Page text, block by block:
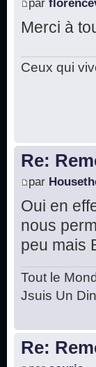
Merci à
Ceux qui
Re:
par
Oui en
nous
peu mais
Tout le
Jsuis Un
Re: